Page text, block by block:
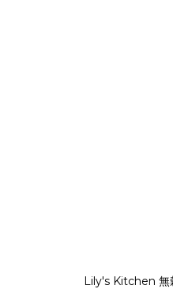
Lily's Kitchen 無